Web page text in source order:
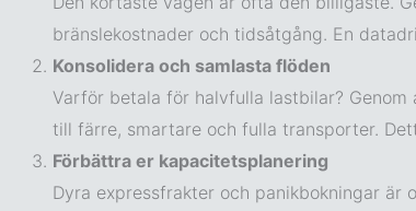
bränslekostnader och tidsåtgång. En
Konsolidera och samlasta flöden
Varför betala för halvfulla lastbilar?
till färre, smartare och fulla transporter.
Förbättra er kapacitetsplanering
Dyra expressfrakter och panikbokningar